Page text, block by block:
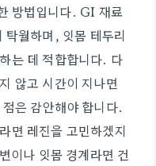
방법입니다. GI 재료
탁월하며, 잇몸 테두리
는 데 적합합니다. 다
않고 시간이 지나면
은 감안해야 합니다.
면 레진을 고민하겠지
이나 잇몸 경계라면 건